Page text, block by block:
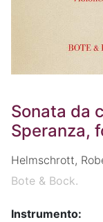
Sonata da
Speranza,
Helmschrott,
Bote & Bock.
Instrumento: